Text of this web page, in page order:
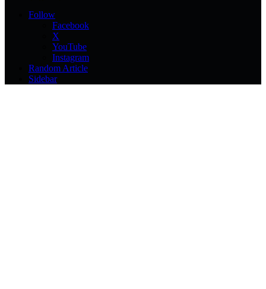
Follow
Facebook
X
YouTube
Instagram
Random Article
Sidebar